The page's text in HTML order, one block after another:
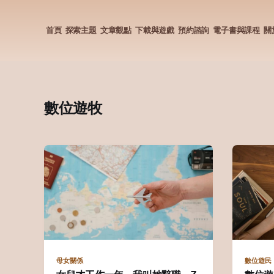
首頁 探索主題 文章觀點 下載與遊戲 預約諮詢 電子書與課程 關
數位遊牧
母女關係 數位遊民